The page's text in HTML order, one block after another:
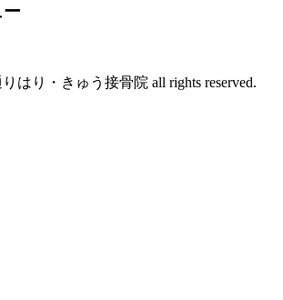
はり・きゅう接骨院 all rights reserved.